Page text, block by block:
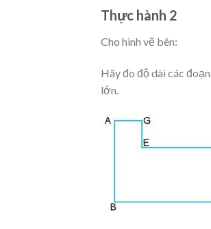
Thực hành 2
Cho hình vẽ bên:
Hãy đo độ dài các
lớn.